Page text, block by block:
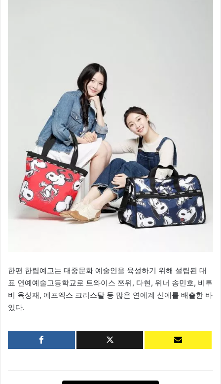
한편 한림예고는 대중문화 예술인을 육성하기 위해 설립된 대
표 연예예술고등학교로 트와이스 쯔위, 다현, 위너 송민호, 비투
비 육성재, 에프엑스 크리스탈 등 많은 연예계 신예를 배출한 바
있다.